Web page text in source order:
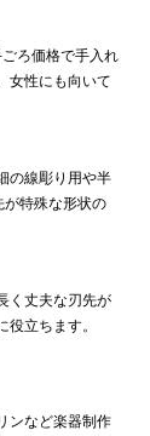
ろ価格で手入れ
女性にも向いて
の線彫り用や半
が特殊な形状の
く丈夫な刃先が
立ちます。
ンなど楽器制作